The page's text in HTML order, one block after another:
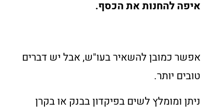
איפה להחנות את הכסף.
אפשר כמובן להשאיר בעו"ש, אבל יש דברים
טובים יותר.
ניתן ומומלץ לשים בפיקדון בבנק או בקרן